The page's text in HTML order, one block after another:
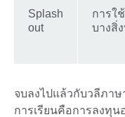
Splash
out
การใ
บางสิ่
จบลงไปแล้วกับวลีภาษ
การเรียนคือการลงทุน